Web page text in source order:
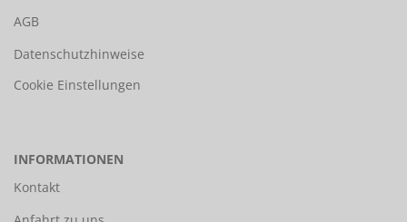
AGB
Datenschutzhinweise
Cookie Einstellungen
INFORMATIONEN
Kontakt